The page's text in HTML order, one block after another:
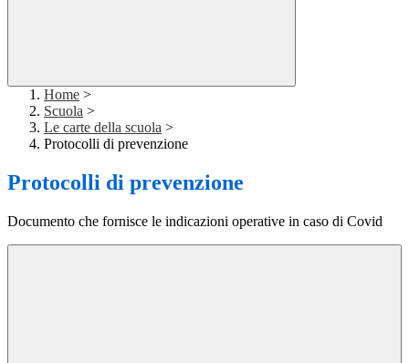
Home >
Scuola >
Le carte della scuola >
Protocolli di prevenzione
Protocolli di prevenzione
Documento che fornisce le indicazioni operative in caso di Covid